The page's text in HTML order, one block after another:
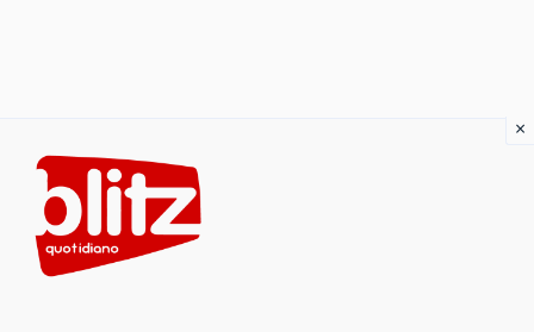
content
×